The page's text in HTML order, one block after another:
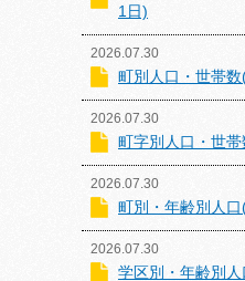
1日)
2026.07.30
町別人口・世帯
2026.07.30
町字別人口・世
2026.07.30
町別・年齢別人
2026.07.30
学区別・年齢別